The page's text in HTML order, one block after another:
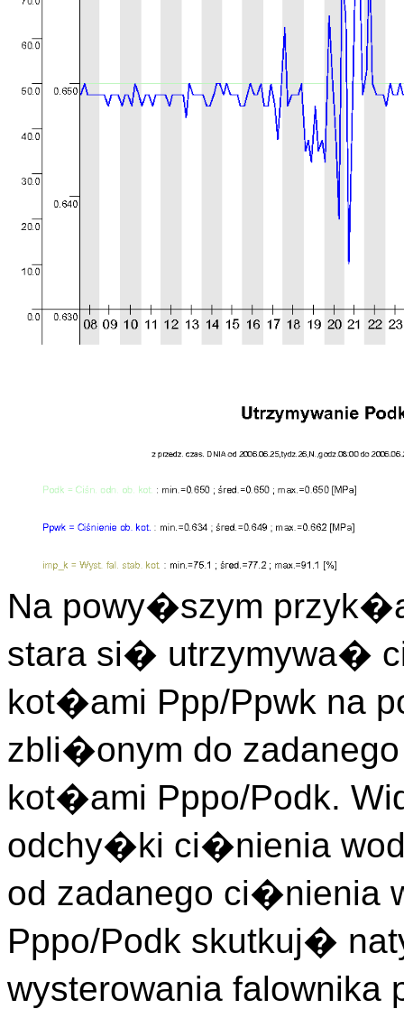
Na powy�szym
stara si� utrzymywa�
kot�ami Ppp/Ppwk na
zbli�onym do
kot�ami Pppo/Podk.
odchy�ki ci�nienia
od zadanego ci�nienia
Pppo/Podk skutkuj�
wysterowania